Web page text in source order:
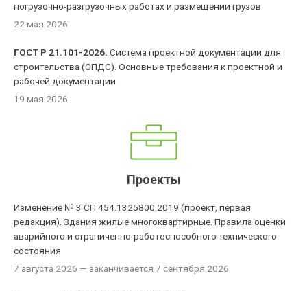
погрузочно-разгрузочных работах и размещении грузов
22 мая 2026
ГОСТ Р 21.101-2026. Система проектной документации для
строительства (СПДС). Основные требования к проектной и
рабочей документации
19 мая 2026
Проекты
Изменение № 3 СП 454.1325800.2019 (проект, первая
редакция). Здания жилые многоквартирные. Правила оценки
аварийного и ограниченно-работоспособного технического
состояния
7 августа 2026 — заканчивается 7 сентября 2026